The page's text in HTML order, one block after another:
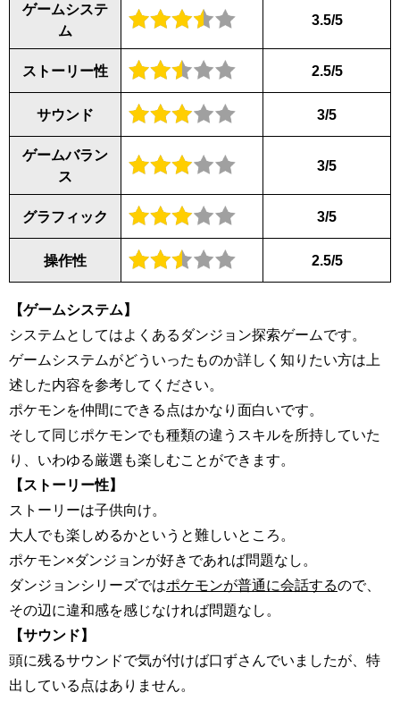
ゲームシステ
ム
3.5/5
ストーリー性 2.5/5
サウンド 3/5
ゲームバラン
ス
3/5
グラフィック 3/5
操作性 2.5/5
【ゲームシステム】
システムとしてはよくあるダンジョン探索ゲームです。
ゲームシステムがどういったものか詳しく知りたい方は上
述した内容を参考してください。
ポケモンを仲間にできる点はかなり面白いです。
そして同じポケモンでも種類の違うスキルを所持していた
り、いわゆる厳選も楽しむことができます。
【ストーリー性】
ストーリーは子供向け。
大人でも楽しめるかというと難しいところ。
ポケモン×ダンジョンが好きであれば問題なし。
ダンジョンシリーズではポケモンが普通に会話するので、
その辺に違和感を感じなければ問題なし。
【サウンド】
頭に残るサウンドで気が付けば口ずさんでいましたが、特
出している点はありません。